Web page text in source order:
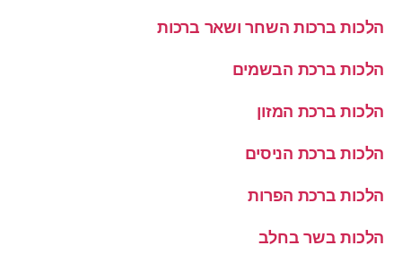
הלכות ברכות השחר ושאר ברכות
הלכות ברכת הבשמים
הלכות ברכת המזון
הלכות ברכת הניסים
הלכות ברכת הפרות
הלכות בשר בחלב